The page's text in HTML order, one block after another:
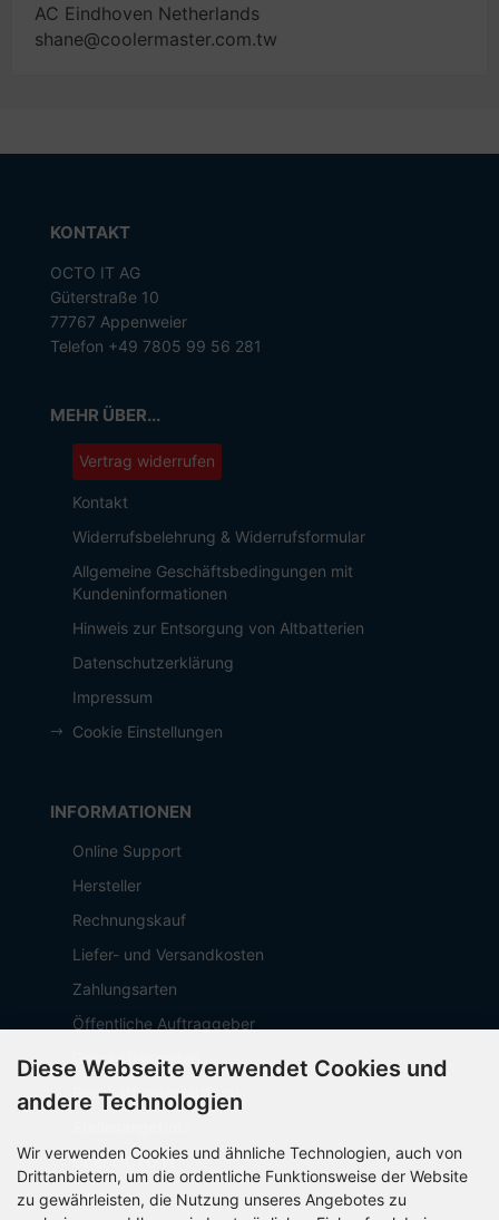
AC Eindhoven Netherlands
shane@coolermaster.com.tw
KONTAKT
OCTO IT AG
Güterstraße 10
77767 Appenweier
Telefon +49 7805 99 56 281
MEHR ÜBER...
Vertrag widerrufen
Kontakt
Widerrufsbelehrung & Widerrufsformular
Allgemeine Geschäftsbedingungen mit
Kundeninformationen
Hinweis zur Entsorgung von Altbatterien
Datenschutzerklärung
Impressum
Cookie Einstellungen
INFORMATIONEN
Online Support
Hersteller
Rechnungskauf
Liefer- und Versandkosten
Zahlungsarten
Öffentliche Auftraggeber
Geschäftskunden
Beschaffungsplattform
Über OCTO IT
Sitemap
Diese Webseite verwendet Cookies und
andere Technologien
Wir verwenden Cookies und ähnliche Technologien, auch von
Drittanbietern, um die ordentliche Funktionsweise der Website
zu gewährleisten, die Nutzung unseres Angebotes zu